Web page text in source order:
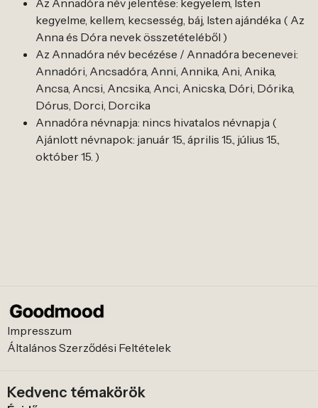
Az Annadóra név jelentése: kegyelem, Isten
kegyelme, kellem, kecsesség, báj, Isten ajándéka ( Az
Anna és Dóra nevek összetételéből )
Az Annadóra név becézése / Annadóra becenevei:
Annadóri, Ancsadóra, Anni, Annika, Ani, Anika,
Ancsa, Ancsi, Ancsika, Anci, Anicska, Dóri, Dórika,
Dórus, Dorci, Dorcika
Annadóra névnapja: nincs hivatalos névnapja (
Ajánlott névnapok: január 15., április 15., július 15.,
október 15. )
Impresszum
Általános Szerződési Feltételek
Kedvenc témakörök